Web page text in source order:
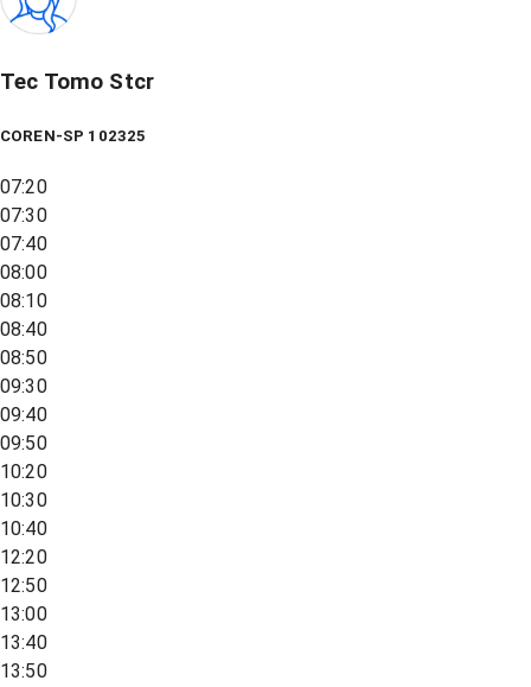
Tec Tomo Stcr
COREN-SP 102325
07:20
07:30
07:40
08:00
08:10
08:40
08:50
09:30
09:40
09:50
10:20
10:30
10:40
12:20
12:50
13:00
13:40
13:50